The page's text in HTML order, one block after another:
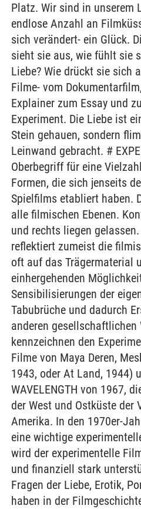
Platz. Wir sind in unserem
endlose Anzahl an
sich verändert- ein Glück.
sieht sie aus, wie fühlt sie
Liebe? Wie drückt sie sich
Filme- vom
Explainer zum Essay und
Experiment. Die Liebe ist
Stein gehauen, sondern
Leinwand gebracht. #
Oberbegriff für eine
Formen, die sich jenseits
Spielfilms etabliert haben.
alle filmischen Ebenen.
und rechts liegen
reflektiert zumeist die
oft auf das Trägermaterial
einhergehenden
Sensibilisierungen der
Tabubrüche und dadurch
anderen gesellschaftlichen
kennzeichnen den
Filme von Maya Deren,
1943, oder At Land, 1944)
WAVELENGTH von 1967,
der West und Ostküste der
Amerika. In den 1970er-
eine wichtige
wird der experimentelle
und finanziell stark
Fragen der Liebe, Erotik,
haben in der